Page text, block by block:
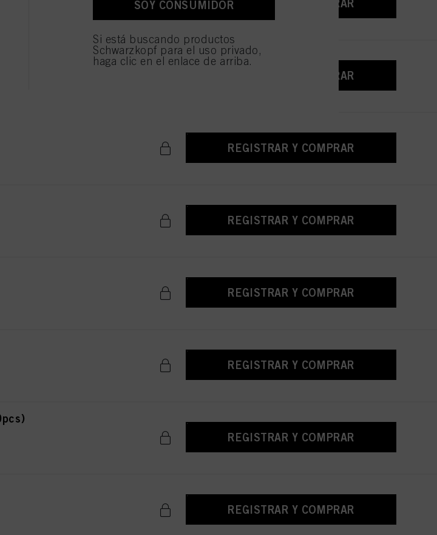
REGISTRAR Y COMPRAR
REGISTRAR Y COMPRAR
REGISTRAR Y COMPRAR
REGISTRAR Y COMPRAR
REGISTRAR Y COMPRAR
REGISTRAR Y COMPRAR
REGISTRAR Y COMPRAR
REGISTRAR Y COMPRAR
SOY CONSUMIDOR
Si está buscando productos
Schwarzkopf para el uso privado,
haga clic en el enlace de arriba.
en "Rechazar", soólo se utilizarán las cookies que sean técnicamente